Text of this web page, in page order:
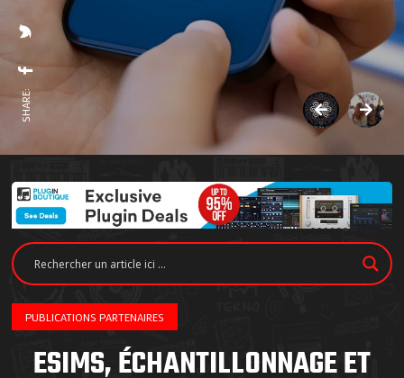
SHARE:
PUBLICATIONS PARTENAIRES
ESIMS, ÉCHANTILLONNAGE ET